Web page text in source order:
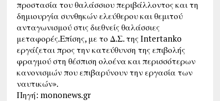
προστασία του θαλάσσιου περιβάλλοντος και τη
δημιουργία συνθηκών ελεύθερου και θεμιτού
ανταγωνισμού στις διεθνείς θαλάσσιες
μεταφορές.Επίσης, με το Δ.Σ. της Intertanko
εργάζεται προς την κατεύθυνση της επιβολής
φραγμού στη θέσπιση ολοένα και περισσότερων
κανονισμών που επιβαρύνουν την εργασία των
ναυτικών».
Πηγή: mononews.gr